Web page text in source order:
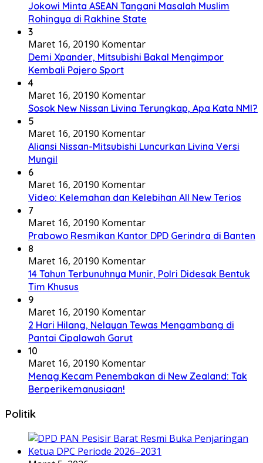
Jokowi Minta ASEAN Tangani Masalah Muslim
Rohingya di Rakhine State
3
Maret 16, 20190 Komentar
Demi Xpander, Mitsubishi Bakal Mengimpor
Kembali Pajero Sport
4
Maret 16, 20190 Komentar
Sosok New Nissan Livina Terungkap, Apa Kata NMI?
5
Maret 16, 20190 Komentar
Aliansi Nissan-Mitsubishi Luncurkan Livina Versi
Mungil
6
Maret 16, 20190 Komentar
Video: Kelemahan dan Kelebihan All New Terios
7
Maret 16, 20190 Komentar
Prabowo Resmikan Kantor DPD Gerindra di Banten
8
Maret 16, 20190 Komentar
14 Tahun Terbunuhnya Munir, Polri Didesak Bentuk
Tim Khusus
9
Maret 16, 20190 Komentar
2 Hari Hilang, Nelayan Tewas Mengambang di
Pantai Cipalawah Garut
10
Maret 16, 20190 Komentar
Menag Kecam Penembakan di New Zealand: Tak
Berperikemanusiaan!
Politik